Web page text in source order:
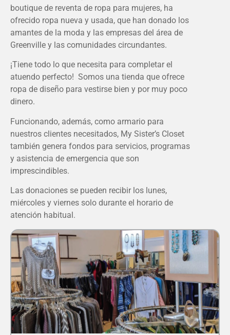
boutique de reventa de ropa para mujeres, ha
ofrecido ropa nueva y usada, que han donado los
amantes de la moda y las empresas del área de
Greenville y las comunidades circundantes.
¡Tiene todo lo que necesita para completar el
atuendo perfecto! Somos una tienda que ofrece
ropa de diseño para vestirse bien y por muy poco
dinero.
Funcionando, además, como armario para
nuestros clientes necesitados, My Sister’s Closet
también genera fondos para servicios, programas
y asistencia de emergencia que son
imprescindibles.
Las donaciones se pueden recibir los lunes,
miércoles y viernes solo durante el horario de
atención habitual.